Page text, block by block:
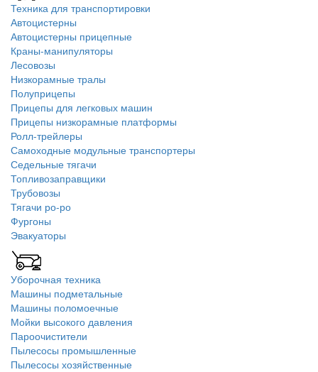
Техника для транспортировки
Автоцистерны
Автоцистерны прицепные
Краны-манипуляторы
Лесовозы
Низкорамные тралы
Полуприцепы
Прицепы для легковых машин
Прицепы низкорамные платформы
Ролл-трейлеры
Самоходные модульные транспортеры
Седельные тягачи
Топливозаправщики
Трубовозы
Тягачи ро-ро
Фургоны
Эвакуаторы
Уборочная техника
Машины подметальные
Машины поломоечные
Мойки высокого давления
Пароочистители
Пылесосы промышленные
Пылесосы хозяйственные